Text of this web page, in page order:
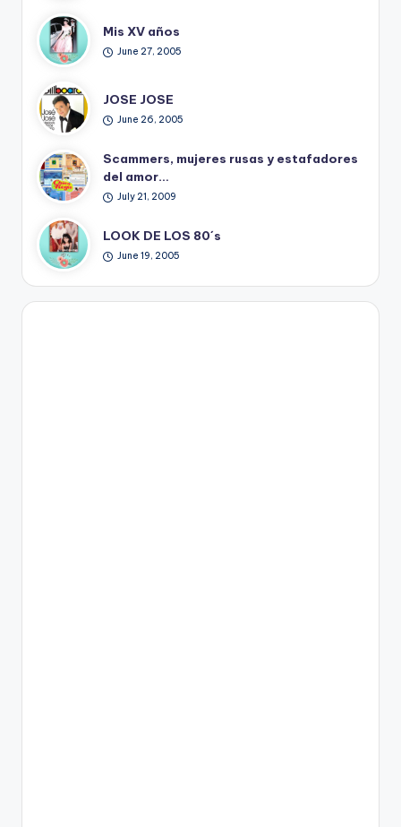
Mis XV años
June 27, 2005
JOSE JOSE
June 26, 2005
Scammers, mujeres rusas y estafadores
del amor…
July 21, 2009
LOOK DE LOS 80´s
June 19, 2005